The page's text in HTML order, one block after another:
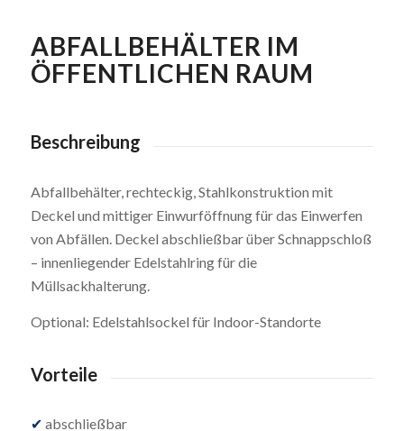
ABFALLBEHÄLTER IM
ÖFFENTLICHEN RAUM
Beschreibung
Abfallbehälter, rechteckig, Stahlkonstruktion mit
Deckel und mittiger Einwurföffnung für das Einwerfen
von Abfällen. Deckel abschließbar über Schnappschloß
– innenliegender Edelstahlring für die
Müllsackhalterung.
Optional: Edelstahlsockel für Indoor-Standorte
Vorteile
✔ abschließbar